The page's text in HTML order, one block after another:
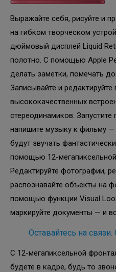
Выражайте себя, рисуйте и
на гибком творческом
дюймовый дисплей Liquid
полотно. С помощью Apple
делать заметки, помечать
Записывайте и
высококачественных
стереодинамиков. Запустите
напишите музыку к фильму
будут звучать
помощью 12-
Редактируйте фотографии,
распознавайте объекты на
помощью функции Visual
маркируйте документы — и
Оставайтесь на
С 12-мегапиксельной
будете в кадре, будь то